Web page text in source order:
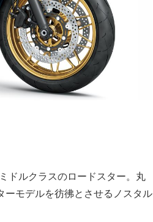
ドルクラスのロードスター。丸
ーモデルを彷彿とさせるノスタル